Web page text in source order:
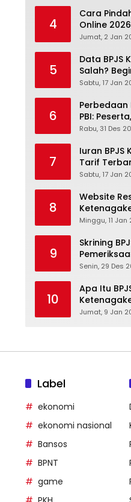
4
Cara
Online
Lengkap via
Cabang
Jumat, 2 Jan
5
Data BPJS
Salah?
Rekening,
Sabtu, 17 Jan
6
Perbedaan
PBI:
Masa
Rabu, 31 Des
7
Iuran BPJS
Tarif
Cara
JKN-KIS
Sabtu, 17 Jan
8
Website
Lengkap
Minggu, 11 Jan
9
Skrining
Daftar &
Senin, 29 Des
10
Apa Itu
Lengkap
Jumat, 9 Jan
Label
ekonomi
ekonomi nasional
Bansos
BPNT
game